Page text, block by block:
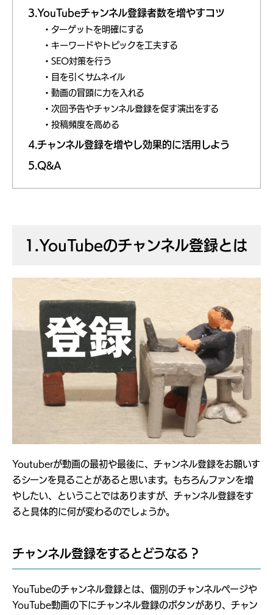
3.YouTubeチャンネル登録者数を増やすコツ
ターゲットを明確にする
キーワードやトピックを工夫する
SEO対策を行う
目を引くサムネイル
動画の冒頭に力を入れる
次回予告やチャンネル登録を促す演出をする
投稿頻度を高める
4.チャンネル登録を増やし効果的に活用しよう
5.Q&A
1.YouTubeのチャンネル登録とは
Youtuberが動画の最初や最後に、チャンネル登録をお願いす
るシーンを見ることがあると思います。もちろんファンを増
やしたい、ということではありますが、チャンネル登録をす
ると具体的に何が変わるのでしょうか。
チャンネル登録をするとどうなる？
YouTubeのチャンネル登録とは、個別のチャンネルページや
YouTube動画の下にチャンネル登録のボタンがあり、チャン